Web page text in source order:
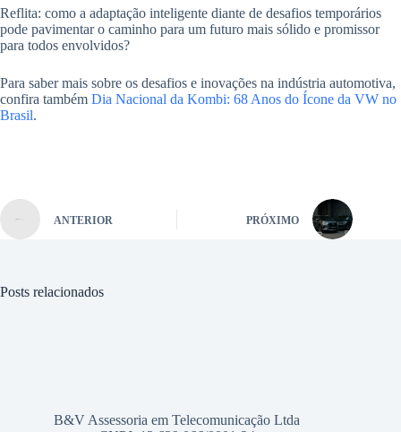
Reflita: como a adaptação inteligente diante de desafios temporários
pode pavimentar o caminho para um futuro mais sólido e promissor
para todos envolvidos?
Para saber mais sobre os desafios e inovações na indústria automotiva,
confira também Dia Nacional da Kombi: 68 Anos do Ícone da VW no
Brasil.
ANTERIOR PRÓXIMO
Posts relacionados
B&V Assessoria em Telecomunicação Ltda